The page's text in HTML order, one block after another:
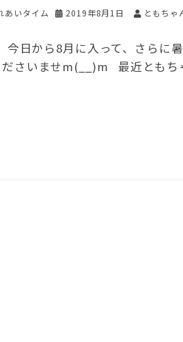
あいタイム 2019年8月1日 ともちゃ
日から8月に入って、さらに
さいませm(__)m 最近ともち